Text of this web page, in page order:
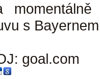
s
goal.com